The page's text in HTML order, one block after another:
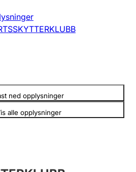
ned opplysninger
alle opplysninger